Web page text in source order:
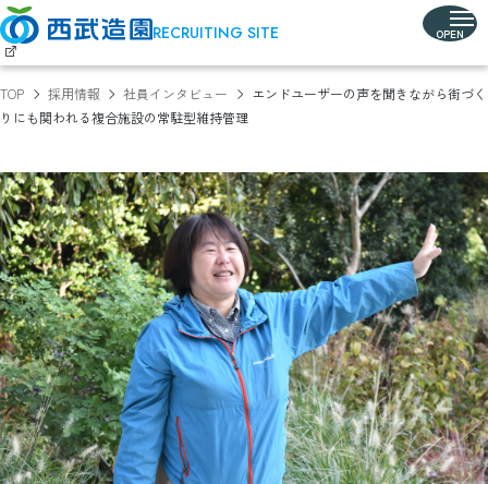
RECRUITING SITE
TOP 採用情報 社員インタビュー エンドユーザーの声を聞きながら街づく
りにも関われる複合施設の常駐型維持管理